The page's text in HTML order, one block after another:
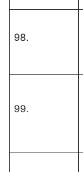
98.
99.